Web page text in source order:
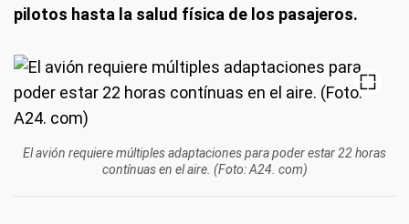
pilotos hasta la salud física de los pasajeros.
El avión requiere múltiples adaptaciones para poder estar 22 horas
contínuas en el aire. (Foto: A24. com)